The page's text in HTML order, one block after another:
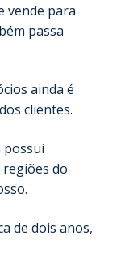
vende para
passa
ainda é
clientes.
possui
do
de dois anos,